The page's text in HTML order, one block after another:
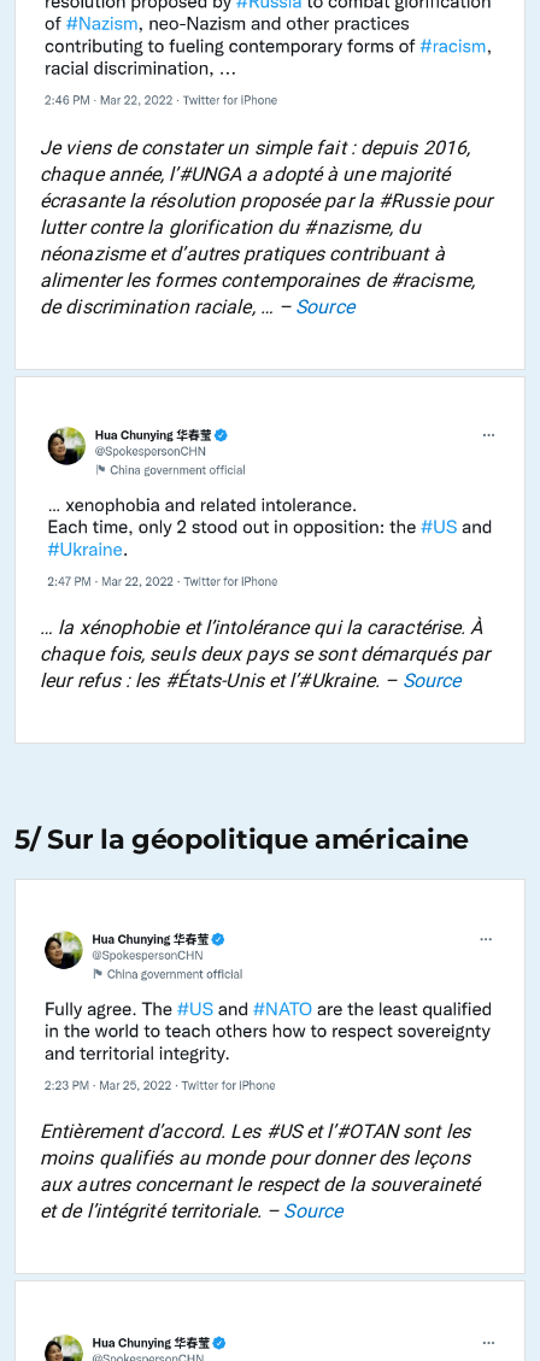
Je viens de constater un simple fait : depuis 2016,
chaque année, l’#UNGA a adopté à une majorité
écrasante la résolution proposée par la #Russie pour
lutter contre la glorification du #nazisme, du
néonazisme et d’autres pratiques contribuant à
alimenter les formes contemporaines de #racisme,
de discrimination raciale, … – Source
… la xénophobie et l’intolérance qui la caractérise. À
chaque fois, seuls deux pays se sont démarqués par
leur refus : les #États-Unis et l’#Ukraine. – Source
5/ Sur la géopolitique américaine
Entièrement d’accord. Les #US et l’#OTAN sont les
moins qualifiés au monde pour donner des leçons
aux autres concernant le respect de la souveraineté
et de l’intégrité territoriale. – Source